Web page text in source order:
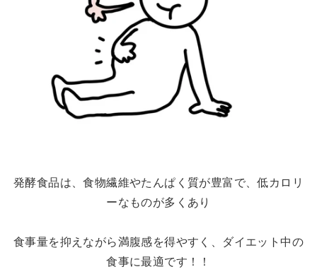
発酵食品は、食物繊維やたんぱく質が豊富で、低カロリ
ーなものが多くあり
食事量を抑えながら満腹感を得やすく、ダイエット中の
食事に最適です！！